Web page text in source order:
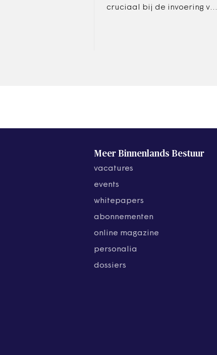
cruciaal bij de invoering van
Meer Binnenlands Bestuur
vacatures
events
whitepapers
abonnementen
online magazine
personalia
dossiers